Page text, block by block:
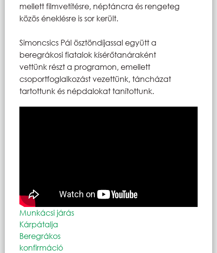
mellett filmvetítésre, néptáncra és rengeteg
közös éneklésre is sor került.
Simoncsics Pál ösztöndíjassal együtt a
beregrákosi fiatalok kísérőtanáraként
vettünk részt a programon, emellett
csoportfoglalkozást vezettünk, táncházat
tartottunk és népdalokat tanítottunk.
Munkácsi járás
Kárpátalja
Beregrákos
konfirmáció